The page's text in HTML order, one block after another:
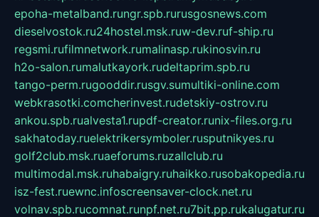
epoha-metalband.rungr.spb.rurusgosnews.com
dieselvostok.ru24hostel.msk.ruw-dev.ruf-ship.ru
regsmi.rufilmnetwork.rumalinasp.rukinosvin.ru
h2o-salon.rumalutkayork.rudeltaprim.spb.ru
tango-perm.rugooddir.rusgv.sumultiki-online.com
webkrasotki.comcherinvest.rudetskiy-ostrov.ru
ankou.spb.rualvesta1.rupdf-creator.runix-files.org.ru
sakhatoday.ruelektrikersymboler.rusputnikyes.ru
golf2club.msk.ruaeforums.ruzallclub.ru
multimodal.msk.ruhabaigry.ruhaikko.rusobakopedia.ru
isz-fest.ruewnc.infoscreensaver-clock.net.ru
volnav.spb.rucomnat.runpf.net.ru7bit.pp.rukalugatur.ru